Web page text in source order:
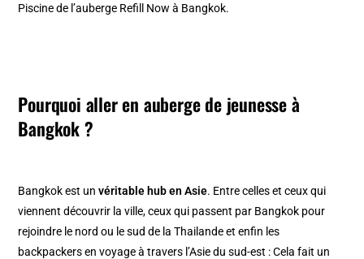
Piscine de l’auberge Refill Now à Bangkok.
Pourquoi aller en auberge de jeunesse à
Bangkok ?
Bangkok est unvéritable hub en Asie. Entre celles et ceux qui
viennent découvrir la ville, ceux qui passent par Bangkok pour
rejoindre le nord ou le sud de la Thailande et enfin les
backpackers en voyage à travers l’Asie du sud-est : Cela fait un